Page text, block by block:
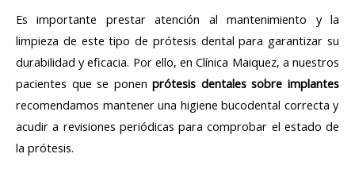
Es importante prestar atención al mantenimiento y la
limpieza de este tipo de prótesis dental para garantizar su
durabilidad y eficacia. Por ello, en Clínica Maiquez, a nuestros
pacientes que se ponenprótesis dentales sobre implantes
recomendamos mantener una higiene bucodental correcta y
acudir a revisiones periódicas para comprobar el estado de
la prótesis.